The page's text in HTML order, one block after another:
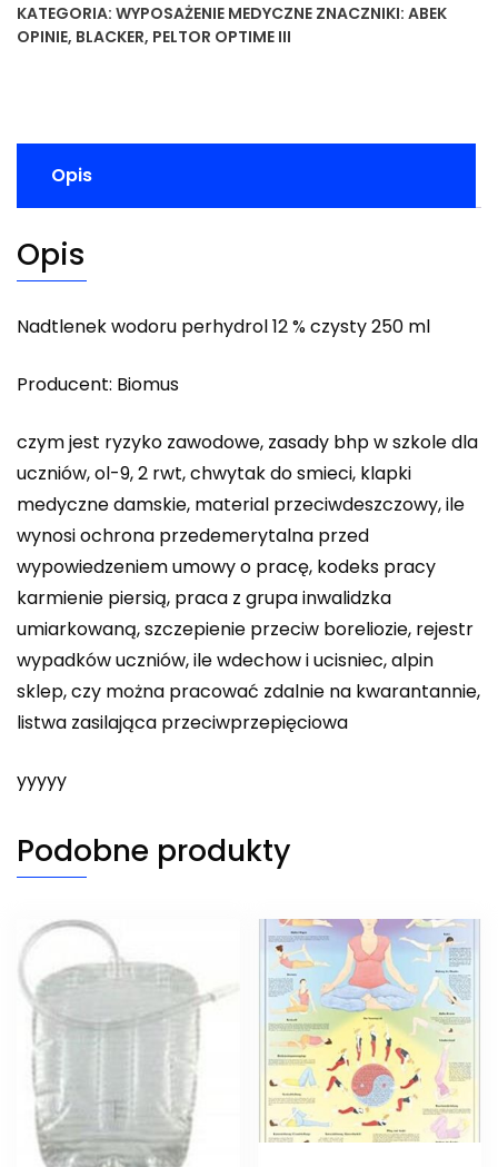
KATEGORIA: WYPOSAŻENIE MEDYCZNE ZNACZNIKI: ABEK
OPINIE, BLACKER, PELTOR OPTIME III
Opis
Opis
Nadtlenek wodoru perhydrol 12 % czysty 250 ml
Producent: Biomus
czym jest ryzyko zawodowe, zasady bhp w szkole dla
uczniów, ol-9, 2 rwt, chwytak do smieci, klapki
medyczne damskie, material przeciwdeszczowy, ile
wynosi ochrona przedemerytalna przed
wypowiedzeniem umowy o pracę, kodeks pracy
karmienie piersią, praca z grupa inwalidzka
umiarkowaną, szczepienie przeciw boreliozie, rejestr
wypadków uczniów, ile wdechow i ucisniec, alpin
sklep, czy można pracować zdalnie na kwarantannie,
listwa zasilająca przeciwprzepięciowa
yyyyy
Podobne produkty